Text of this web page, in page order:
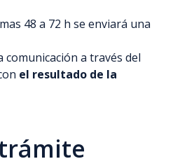
48 a 72 h se enviará una
a través del
el resultado de la